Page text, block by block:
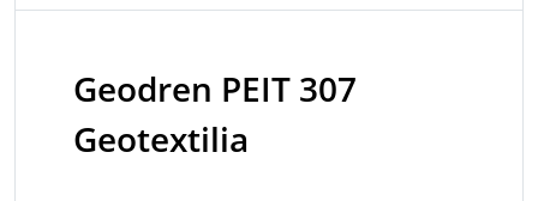
Geodren PEIT 307
Geotextilia